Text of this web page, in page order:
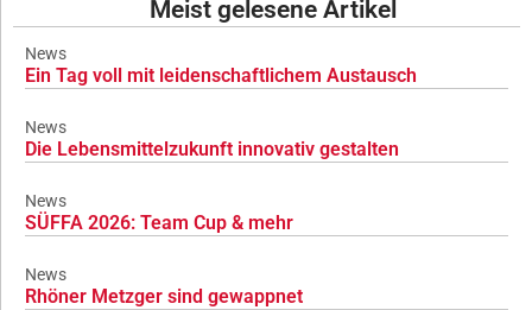
Meist gelesene Artikel
News
Ein Tag voll mit leidenschaftlichem Austausch
News
Die Lebensmittelzukunft innovativ gestalten
News
SÜFFA 2026: Team Cup & mehr
News
Rhöner Metzger sind gewappnet